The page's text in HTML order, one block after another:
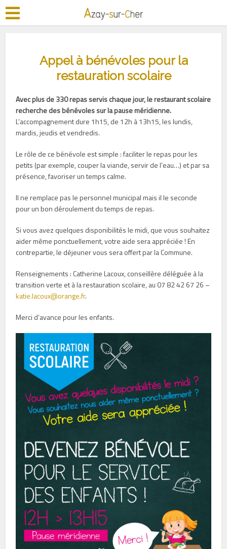
Appel à bénévoles pour la
restauration scolaire
Avec plus de 330 repas servis chaque jour, le restaurant scolaire
recherche des bénévoles sur la pause méridienne.
L’accompagnement dure 1h15, de 12h à 13h15, les lundis,
mardis, jeudis et vendredis.
Le rôle de ce bénévole est simple : faciliter le repas pour les
petits (par exemple, couper la viande, servir de l’eau…) et par sa
présence, favoriser un temps calme.
Il ne remplace pas le personnel municipal mais il le seconde
pour un bon déroulement du temps de repas.
Si vous avez quelques disponibilités le midi, que vous souhaitez
aider même ponctuellement, votre aide sera appréciée ! En
contrepartie, le déjeuner vous sera offert par la Commune.
Renseignements : Catherine Lacoux, conseillère déléguée à la
transition verte et à la restauration scolaire, au 07 82 42 67 26 –
katie.lacoux@orange.fr.
Merci d’avance pour les enfants.